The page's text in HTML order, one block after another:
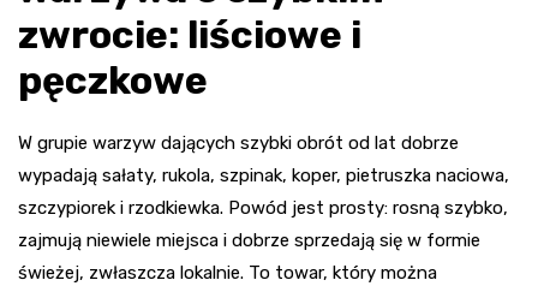
zwrocie: liściowe i
pęczkowe
W grupie warzyw dających szybki obrót od lat dobrze
wypadają sałaty, rukola, szpinak, koper, pietruszka naciowa,
szczypiorek i rzodkiewka. Powód jest prosty: rosną szybko,
zajmują niewiele miejsca i dobrze sprzedają się w formie
świeżej, zwłaszcza lokalnie. To towar, który można